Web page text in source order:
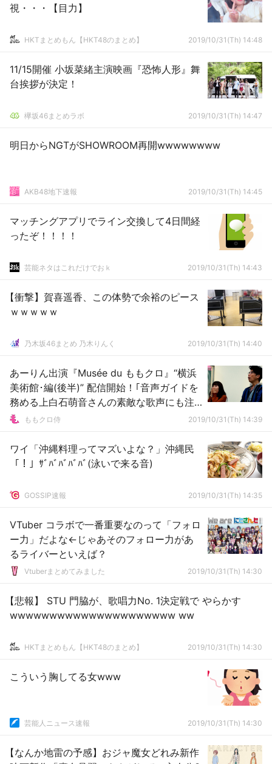
視・・・【目力】
HKTまとめもん【HKT48のまとめ】 2019/10/31(Th) 14:48
11/15開催 小坂菜緒主演映画『恐怖人形』舞
台挨拶が決定！
欅坂46まとめラボ 2019/10/31(Th) 14:47
明日からNGTがSHOWROOM再開wwwwwwww
AKB48地下速報 2019/10/31(Th) 14:45
マッチングアプリでライン交換して4日間経
ったぞ！！！！
芸能ネタはこれだけでおｋ 2019/10/31(Th) 14:43
【衝撃】賀喜遥香、この体勢で余裕のピース
ｗｗｗｗｗ
乃木坂46まとめ 乃木りんく 2019/10/31(Th) 14:40
あーりん出演『Musée du ももクロ』“横浜
美術館･編(後半)” 配信開始！｢音声ガイドを
務める上白石萌音さんの素敵な歌声にも注
目!!」ももクロ侍 2019/10/31(Th) 14:39
ワイ「沖縄料理ってマズいよな？」沖縄民
「！」ｻﾞﾊﾞﾊﾞﾊﾞﾊﾞ(泳いで来る音)
GOSSIP速報 2019/10/31(Th) 14:35
VTuber コラボで一番重要なのって「フォロ
ー力」だよな←じゃあそのフォロー力があ
るライバーといえば？
Vtuberまとめてみました 2019/10/31(Th) 14:30
【悲報】 STU 門脇が、歌唱力No. 1決定戦で やらかす
wwwwwwwwwwwwwwwwwwwww ww
HKTまとめもん【HKT48のまとめ】 2019/10/31(Th) 14:30
こういう胸してる女www
芸能人ニュース速報 2019/10/31(Th) 14:30
【なんか地雷の予感】おジャ魔女どれみ新作